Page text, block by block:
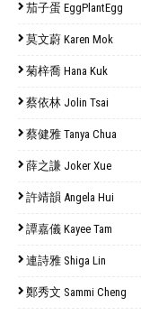
茄子蛋 EggPlantEgg
莫文蔚 Karen Mok
菊梓喬 Hana Kuk
蔡依林 Jolin Tsai
蔡健雅 Tanya Chua
薛之謙 Joker Xue
許靖韻 Angela Hui
譚嘉儀 Kayee Tam
連詩雅 Shiga Lin
鄭秀文 Sammi Cheng